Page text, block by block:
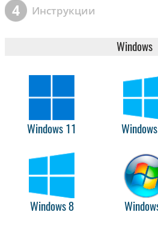
4 Инструкции
Windows
Windows 11
Windows 8